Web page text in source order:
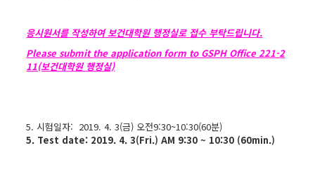
응시원서를 작성하여 보건대학원 행정실로 접수 부탁드립니다.
Please submit the application form to GSPH Office 221-2
11(보건대학원 행정실)
5. 시험일자: 2019. 4. 3(금) 오전9:30~10:30(60분)
5. Test date: 2019. 4. 3(Fri.) AM 9:30 ~ 10:30 (60min.)